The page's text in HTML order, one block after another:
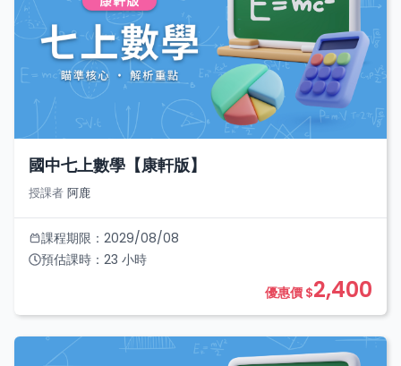
國中七上數學【康軒版】
授課者 阿鹿
課程期限： 2029/08/08
預估課時： 23 小時
優惠價 $2,400